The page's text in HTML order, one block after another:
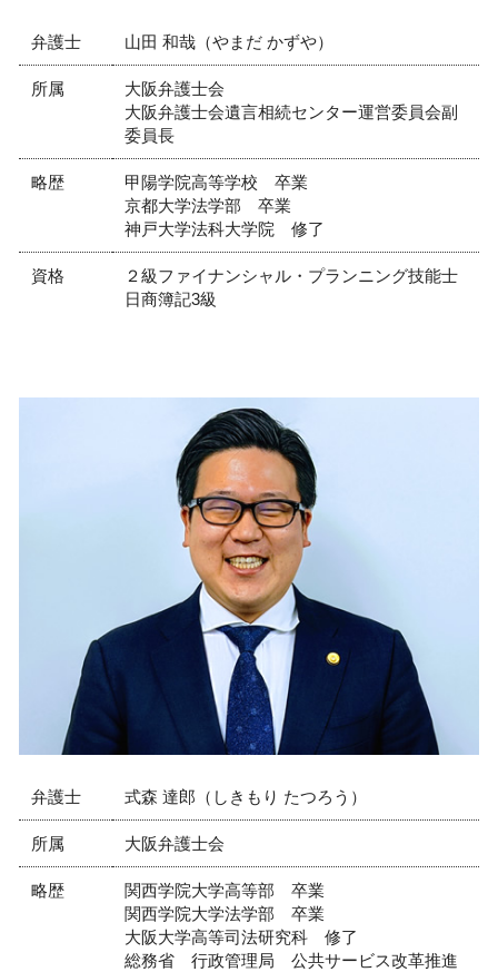
弁護士 山田 和哉（やまだ かずや）
所属
大阪弁護士会
大阪弁護士会遺言相続センター運営委員会副
委員長
略歴
甲陽学院高等学校 卒業
京都大学法学部 卒業
神戸大学法科大学院 修了
資格
２級ファイナンシャル・プランニング技能士
日商簿記3級
弁護士 式森 達郎（しきもり たつろう）
所属 大阪弁護士会
略歴
関西学院大学高等部 卒業
関西学院大学法学部 卒業
大阪大学高等司法研究科 修了
総務省 行政管理局 公共サービス改革推進